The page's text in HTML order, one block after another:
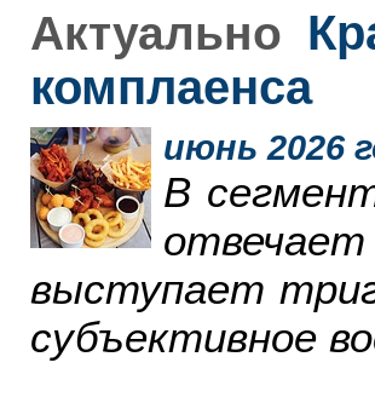
Актуально
комплаенса
июнь 2026
В
выступает
субъективное